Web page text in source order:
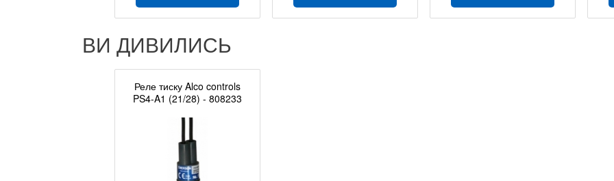
ВИ ДИВИЛИСЬ
Реле тиску Alco controls
PS4-A1 (21/28) - 808233